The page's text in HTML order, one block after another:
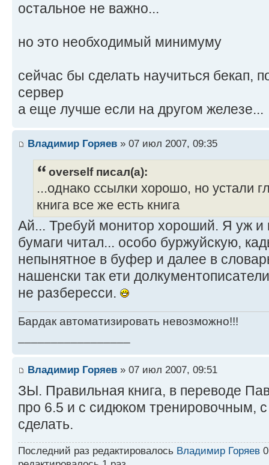
остальное не важно...
но это необходимый минимуму
сейчас бы сделать научиться бекап,
сервер
а еще лучше если на другом железе...
Владимир Горяев » 07 июл 2007, 09:35
overself писал(а):
...однако ссылки хорошо, но устали
книга все же есть книга
Ай... Требуй монитор хороший. Я уж и
бумаги читал... особо буржуйскую,
непынятное в буфер и далее в
нашенски так ети
не разбересси.
Бардак автоматизировать невозможно!!!
Владимир Горяев » 07 июл 2007, 09:51
ЗЫ. Правильная книга, в переводе
про 6.5 и с сидюком тренировочным,
сделать.
Последний раз редактировалось Владимир Горяев